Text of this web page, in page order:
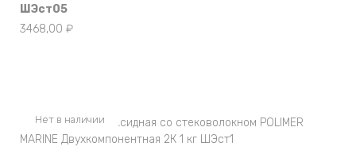
ШЭст05
3468,00 ₽
Нет в наличии